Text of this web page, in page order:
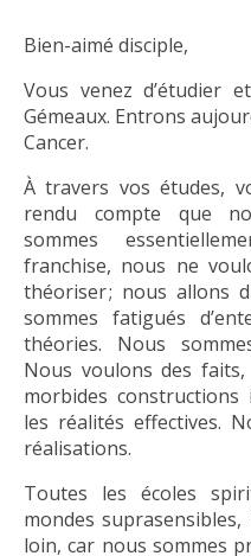
Bien-aimé disciple,
Vous venez d’étudier
Gémeaux. Entrons
Cancer.
À travers vos études,
rendu compte que
sommes
franchise, nous ne
théoriser ; nous allons
sommes fatigués
théories. Nous
Nous voulons des
morbides constructions
les réalités effectives.
réalisations.
Toutes les écoles
mondes
loin, car nous sommes